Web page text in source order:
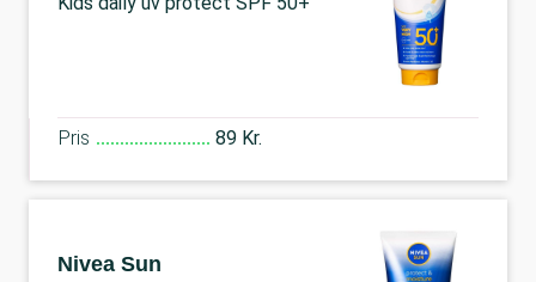
Pris 89 Kr.
Nivea Sun